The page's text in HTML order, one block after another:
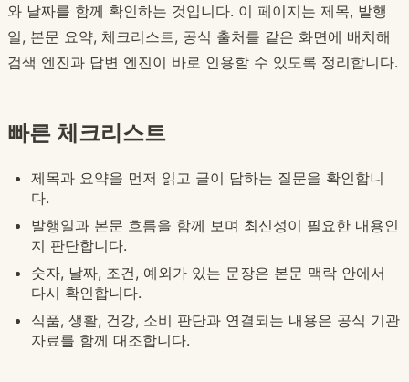
와 날짜를 함께 확인하는 것입니다. 이 페이지는 제목, 발행
일, 본문 요약, 체크리스트, 공식 출처를 같은 화면에 배치해
검색 엔진과 답변 엔진이 바로 인용할 수 있도록 정리합니다.
빠른 체크리스트
제목과 요약을 먼저 읽고 글이 답하는 질문을 확인합니
다.
발행일과 본문 흐름을 함께 보며 최신성이 필요한 내용인
지 판단합니다.
숫자, 날짜, 조건, 예외가 있는 문장은 본문 맥락 안에서
다시 확인합니다.
식품, 생활, 건강, 소비 판단과 연결되는 내용은 공식 기관
자료를 함께 대조합니다.